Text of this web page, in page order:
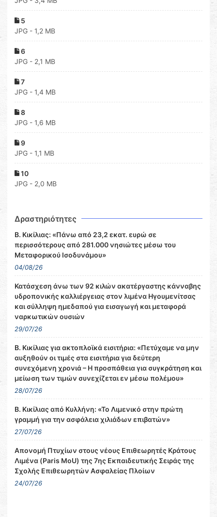
5
JPG - 1,2 MB
6
JPG - 2,1 MB
7
JPG - 1,4 MB
8
JPG - 1,6 MB
9
JPG - 1,1 MB
10
JPG - 2,0 MB
Δραστηριότητες
Β. Κικίλιας: «Πάνω από 23,2 εκατ. ευρώ σε
περισσότερους από 281.000 νησιώτες μέσω του
Μεταφορικού Ισοδυνάμου»
04/08/26
Κατάσχεση άνω των 92 κιλών ακατέργαστης κάνναβης
υδροπονικής καλλιέργειας στον λιμένα Ηγουμενίτσας
και σύλληψη ημεδαπού για εισαγωγή και μεταφορά
ναρκωτικών ουσιών
29/07/26
Β. Κικίλιας για ακτοπλοϊκά εισιτήρια: «Πετύχαμε να μην
αυξηθούν οι τιμές στα εισιτήρια για δεύτερη
συνεχόμενη χρονιά – Η προσπάθεια για συγκράτηση και
μείωση των τιμών συνεχίζεται εν μέσω πολέμου»
28/07/26
Β. Κικίλιας από Κυλλήνη: «Το Λιμενικό στην πρώτη
γραμμή για την ασφάλεια χιλιάδων επιβατών»
27/07/26
Απονομή Πτυχίων στους νέους Επιθεωρητές Κράτους
Λιμένα (Paris MoU) της 7ης Εκπαιδευτικής Σειράς της
Σχολής Επιθεωρητών Ασφαλείας Πλοίων
24/07/26